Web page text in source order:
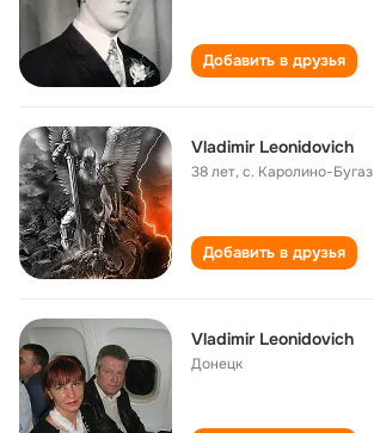
Добавить в друзья
Vladimir Leonidovich
38 лет,с. Каролино-Бугаз
Добавить в друзья
Vladimir Leonidovich
Донецк